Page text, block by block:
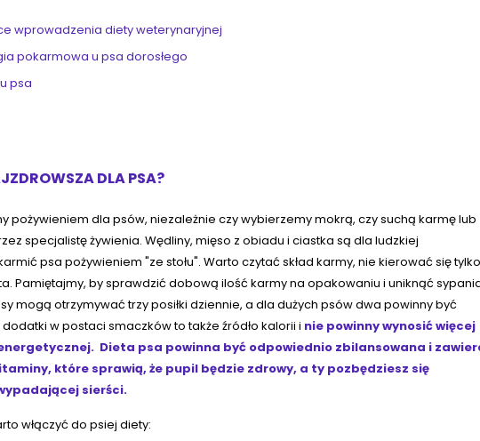
wprowadzenia diety weterynaryjnej
pokarmowa u psa dorosłego
psa
DLA PSA?
pożywieniem dla psów, niezależnie czy wybierzemy mokrą, czy suchą karmę lub
specjalistę żywienia. Wędliny, mięso z obiadu i ciastka są dla ludzkiej
psa pożywieniem "ze stołu". Warto czytać skład karmy, nie kierować się tylko
Pamiętajmy, by sprawdzić dobową ilość karmy na opakowaniu i uniknąć
mogą otrzymywać trzy posiłki dziennie, a dla dużych psów dwa powinny być
w postaci smaczków to także źródło kalorii i nie powinny wynosić więcej
energetycznej. Dieta psa powinna być odpowiednio zbilansowana i
które sprawią, że pupil będzie zdrowy, a ty pozbędziesz się
sierści.
włączyć do psiej diety: